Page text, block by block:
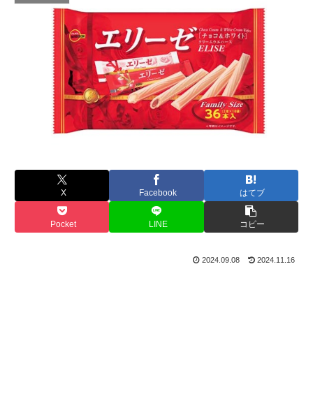
X Facebook はてブ
Pocket LINE コピー
2024.09.08 2024.11.16